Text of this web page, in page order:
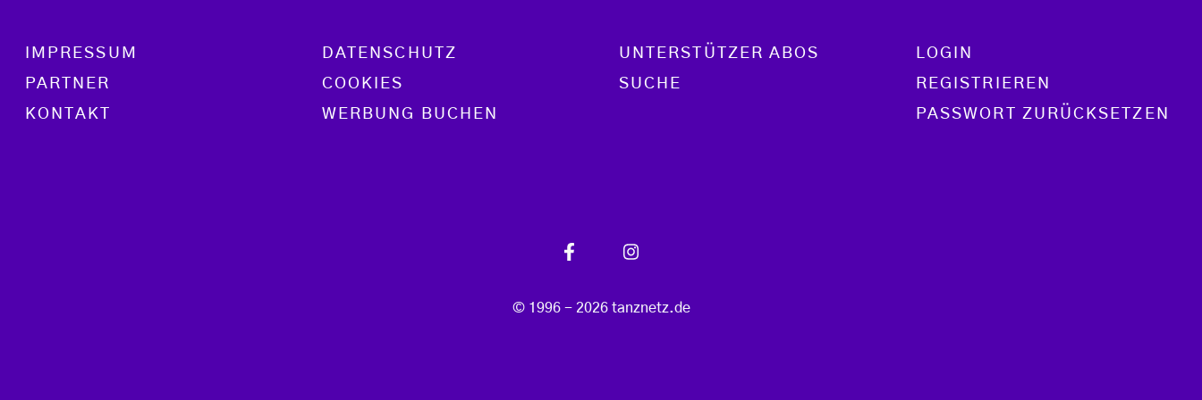
Footer menu
IMPRESSUM
PARTNER
KONTAKT
DATENSCHUTZ
COOKIES
WERBUNG BUCHEN
UNTERSTÜTZER ABOS
SUCHE
LOGIN
REGISTRIEREN
PASSWORT ZURÜCKSETZEN
© 1996 - 2026 tanznetz.de